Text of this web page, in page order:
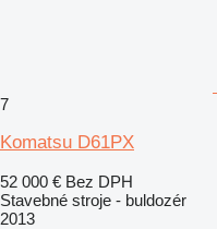
7
Komatsu D61PX
52 000 € Bez DPH
Stavebné stroje - buldozér
2013